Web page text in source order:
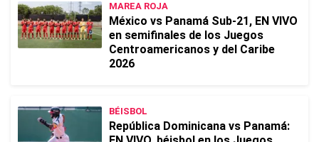
MAREA ROJA
México vs Panamá Sub-21, EN VIVO
en semifinales de los Juegos
Centroamericanos y del Caribe
2026
BÉISBOL
República Dominicana vs Panamá: